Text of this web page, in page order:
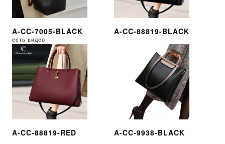
A-CC-7005-BLACK
есть видео
A-CC-88819-BLACK
A-CC-88819-RED A-CC-9938-BLACK